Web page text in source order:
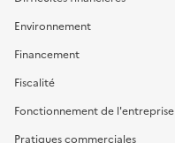
Environnement
Financement
Fiscalité
Fonctionnement de l'entreprise
Pratiques commerciales